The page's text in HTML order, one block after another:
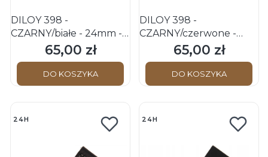
DILOY 398 -
CZARNY/białe - 24mm -
Skórzany pasek do
zegarka o strukturze
perforowanej
Cena
65,00 zł
DO KOSZYKA
DILOY 398 -
CZARNY/czerwone -
24mm - Skórzany pasek
do zegarka o strukturze
perforowanej
Cena
65,00 zł
DO KOSZYKA
24H 24H